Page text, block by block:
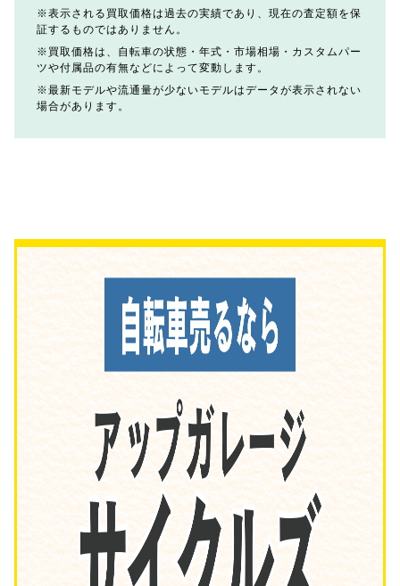
表示される買取価格は過去の実績であり、現在の査定額を保
証するものではありません。
買取価格は、自転車の状態・年式・市場相場・カスタムパー
ツや付属品の有無などによって変動します。
最新モデルや流通量が少ないモデルはデータが表示されない
場合があります。